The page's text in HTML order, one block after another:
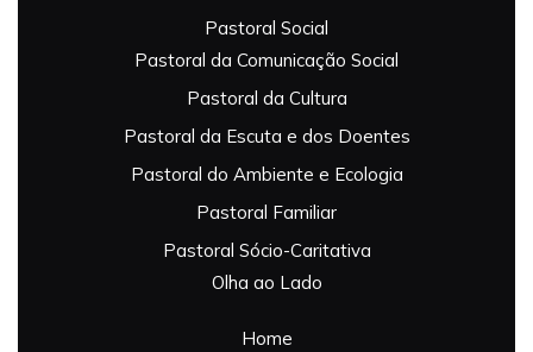
Pastoral Social
Pastoral da Comunicação Social
Pastoral da Cultura
Pastoral da Escuta e dos Doentes
Pastoral do Ambiente e Ecologia
Pastoral Familiar
Pastoral Sócio-Caritativa
Olha ao Lado
Home